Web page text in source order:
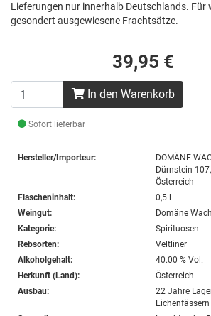
Lieferungen nur innerhalb Deutschlands. Für
gesondert ausgewiesene Frachtsätze.
39,95 €
In den Warenkorb
Sofort lieferbar
Hersteller/Importeur:
DOMÄNE
Dürnstein
Österreich
Flascheninhalt:
0,5 l
Weingut:
Domäne
Kategorie:
Spirituosen
Rebsorten:
Veltliner
Alkoholgehalt:
40.00 % Vol.
Herkunft (Land):
Österreich
Ausbau:
22 Jahre
Eichenfässern